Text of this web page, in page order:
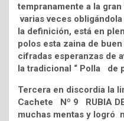
tempranamente a la
varias veces
la definición, está en
polos esta zaina de
cifradas esperanzas de
la tradicional “ Polla de
Tercera en discordia la
Cachete Nº 9 RUBIA
muchas mentas y logró